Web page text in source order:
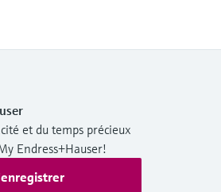
et du temps précieux
Endress+Hauser!